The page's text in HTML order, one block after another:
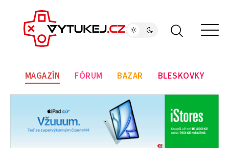
MAGAZÍN FÓRUM BAZAR BLESKOVKY